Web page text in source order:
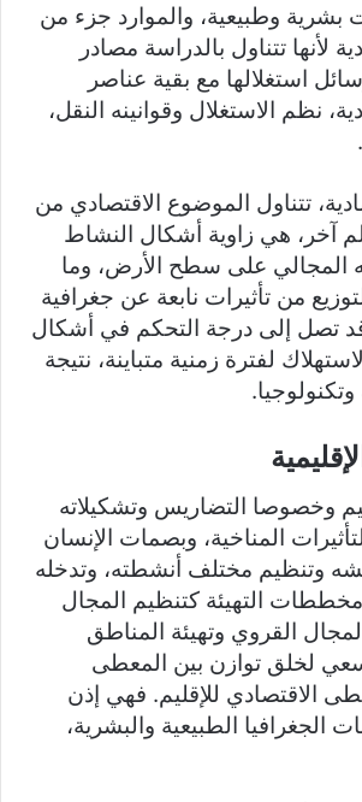
بشرية وطبيعية، والموارد جزء من
لأنها تتناول بالدراسة مصادر
استغلالها مع بقية عناصر
نظم الاستغلال وقوانينه النقل،
تتناول الموضوع الاقتصادي من
علم آخر، هي زاوية أشكال النشاط
المجالي على سطح الأرض، وما
من تأثيرات نابعة عن جغرافية
تصل إلى درجة التحكم في أشكال
لفترة زمنية متباينة، نتيجة
وخصوصا التضاريس وتشكيلاته
المناخية، وبصمات الإنسان
وتنظيم مختلف أنشطته، وتدخله
التهيئة كتنظيم المجال
القروي وتهيئة المناطق
لخلق توازن بين المعطى
الاقتصادي للإقليم. فهي إذن
الطبيعية والبشرية،